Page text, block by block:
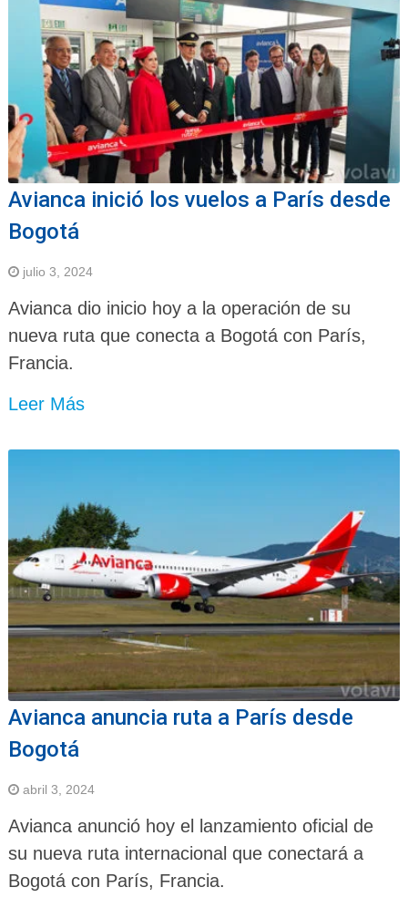
Avianca inició los vuelos a París desde
Bogotá
julio 3, 2024
Avianca dio inicio hoy a la operación de su
nueva ruta que conecta a Bogotá con París,
Francia.
Leer Más
Avianca anuncia ruta a París desde
Bogotá
abril 3, 2024
Avianca anunció hoy el lanzamiento oficial de
su nueva ruta internacional que conectará a
Bogotá con París, Francia.